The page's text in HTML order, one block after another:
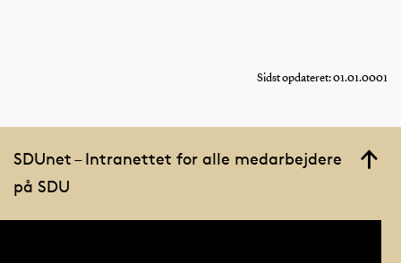
Sidst opdateret: 01.01.0001
SDUnet – Intranettet for alle medarbejdere
på SDU